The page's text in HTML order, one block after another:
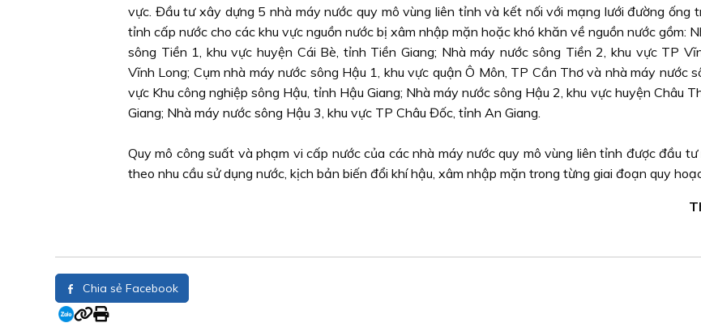
vực. Đầu tư xây dựng 5 nhà máy nước quy mô vùng liên tỉnh và kết nối với mạng lưới đường ống
tỉnh cấp nước cho các khu vực nguồn nước bị xâm nhập mặn hoặc khó khăn về nguồn nước gồm:
sông Tiền 1, khu vực huyện Cái Bè, tỉnh Tiền Giang; Nhà máy nước sông Tiền 2, khu vực TP
Vĩnh Long; Cụm nhà máy nước sông Hậu 1, khu vực quận Ô Môn, TP Cần Thơ và nhà máy nước
vực Khu công nghiệp sông Hậu, tỉnh Hậu Giang; Nhà máy nước sông Hậu 2, khu vực huyện Châu
Giang; Nhà máy nước sông Hậu 3, khu vực TP Châu Đốc, tỉnh An Giang.
Quy mô công suất và phạm vi cấp nước của các nhà máy nước quy mô vùng liên tỉnh được đầu tư
theo nhu cầu sử dụng nước, kịch bản biến đổi khí hậu, xâm nhập mặn trong từng giai đoạn quy
Chia sẻ Facebook